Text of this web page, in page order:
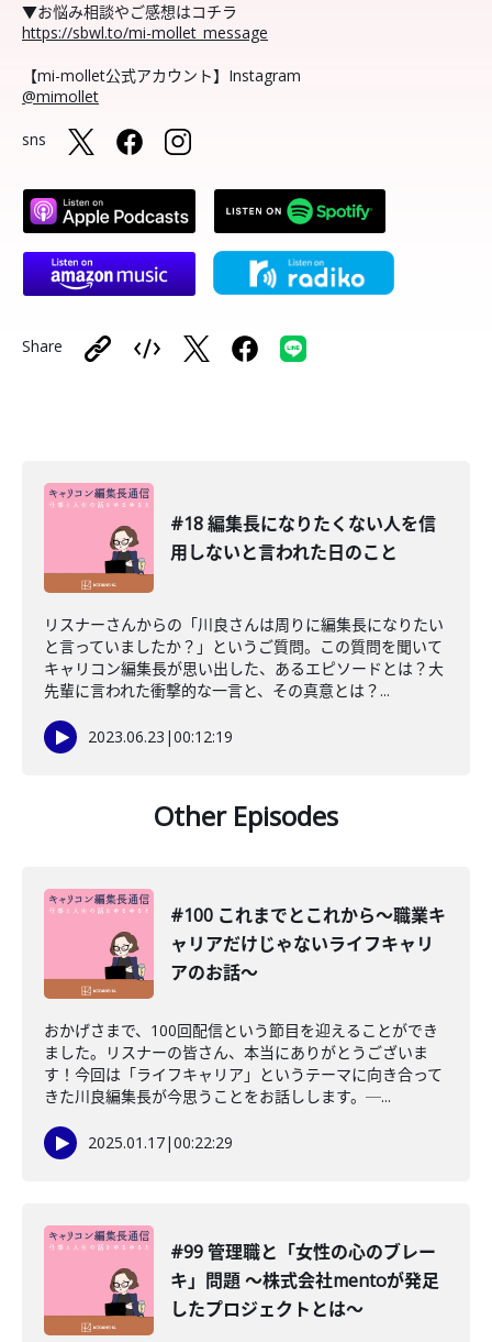
▼お悩み相談やご感想はコチラ
https://sbwl.to/mi-mollet_message
【mi-mollet公式アカウント】Instagram
@mimollet
sns
Share
#18 編集長になりたくない人を信
用しないと言われた日のこと
リスナーさんからの「川良さんは周りに編集長になりたい
と言っていましたか？」というご質問。この質問を聞いて
キャリコン編集長が思い出した、あるエピソードとは？大
先輩に言われた衝撃的な一言と、その真意とは？...
2023.06.23 |00:12:19
Other Episodes
#100 これまでとこれから〜職業キ
ャリアだけじゃないライフキャリ
アのお話〜
おかげさまで、100回配信という節目を迎えることができ
ました。リスナーの皆さん、本当にありがとうございま
す！今回は「ライフキャリア」というテーマに向き合って
きた川良編集長が今思うことをお話しします。─...
2025.01.17|00:22:29
#99 管理職と「女性の心のブレー
キ」問題 〜株式会社mentoが発足
したプロジェクトとは〜